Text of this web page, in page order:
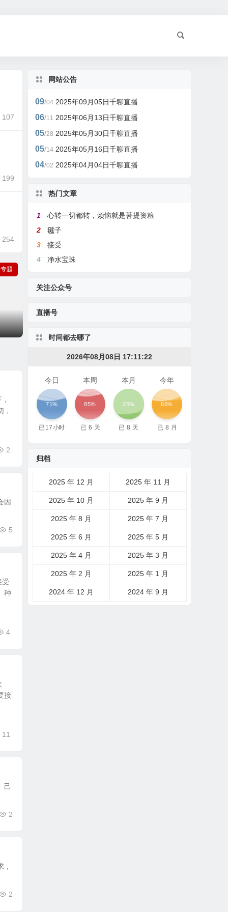
107
199
254
专题
2
因
5
受
种
4
接
11
己
2
2
网站公告
09/04 2025年09月05日千聊直播
06/11 2025年06月13日千聊直播
05/28 2025年05月30日千聊直播
05/14 2025年05月16日千聊直播
04/02 2025年04月04日千聊直播
热门文章
1
心转一切都转，烦恼就是菩提资粮
2
毽子
3
接受
4
净水宝珠
关注公众号
直播号
时间都去哪了
2026年08月08日 17:11:23
今日
71%
已17小时
本周
85%
已 6 天
本月
25%
已 8 天
今年
66%
已 8 月
归档
2025 年 12 月 2025 年 11 月
2025 年 10 月 2025 年 9 月
2025 年 8 月 2025 年 7 月
2025 年 6 月 2025 年 5 月
2025 年 4 月 2025 年 3 月
2025 年 2 月 2025 年 1 月
2024 年 12 月 2024 年 9 月